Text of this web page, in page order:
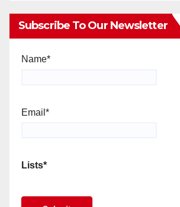
Subscribe To Our Newsletter
Name*
Email*
Lists*